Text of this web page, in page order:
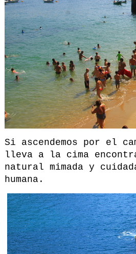
Si ascendemos por el
lleva a la cima
natural mimada y
humana.